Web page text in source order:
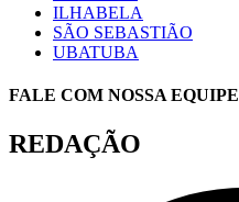
ILHABELA
SÃO SEBASTIÃO
UBATUBA
FALE COM NOSSA EQUIPE
REDAÇÃO